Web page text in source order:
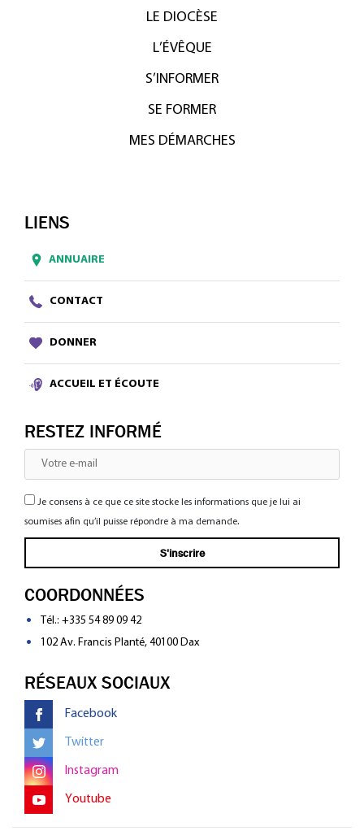
LE DIOCÈSE
L’ÉVÊQUE
S’INFORMER
SE FORMER
MES DÉMARCHES
LIENS
ANNUAIRE
CONTACT
DONNER
ACCUEIL ET ÉCOUTE
RESTEZ INFORMÉ
Je consens à ce que ce site stocke les informations que je lui ai
soumises afin qu’il puisse répondre à ma demande.
COORDONNÉES
Tél.: +335 54 89 09 42
102 Av. Francis Planté, 40100 Dax
RÉSEAUX SOCIAUX
Facebook
Twitter
Instagram
Youtube